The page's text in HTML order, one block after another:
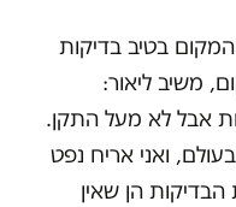
בטיב בדיקות
משיב ליאור:
אבל לא מעל התקן.
ואני אריח נפט
הן שאין